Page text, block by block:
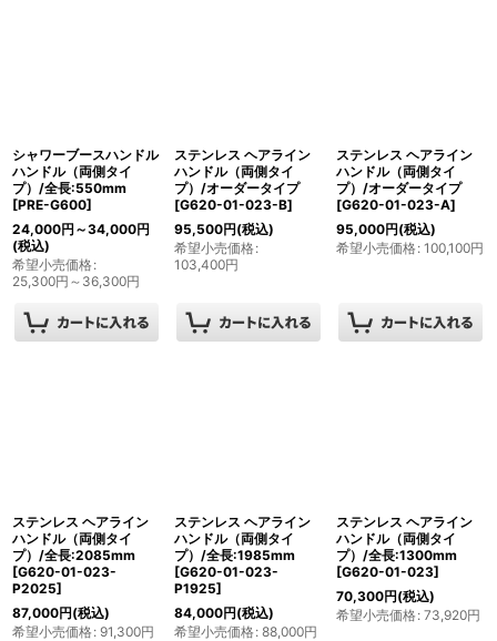
シャワーブースハンドル
ハンドル（両側タイ
プ）/全長:550mm
[PRE-G600]
24,000円 ～34,000円
(税込)
希望小売価格:
25,300円 ～36,300円
ステンレス ヘアライン
ハンドル（両側タイ
プ）/オーダータイプ
[G620-01-023-B]
95,500円(税込)
希望小売価格:
103,400円
ステンレス ヘアライン
ハンドル（両側タイ
プ）/オーダータイプ
[G620-01-023-A]
95,000円(税込)
希望小売価格: 100,100円
ステンレス ヘアライン
ハンドル（両側タイ
プ）/全長:2085mm
[G620-01-023-
P2025]
87,000円(税込)
希望小売価格: 91,300円
ステンレス ヘアライン
ハンドル（両側タイ
プ）/全長:1985mm
[G620-01-023-
P1925]
84,000円(税込)
希望小売価格: 88,000円
ステンレス ヘアライン
ハンドル（両側タイ
プ）/全長:1300mm
[G620-01-023]
70,300円(税込)
希望小売価格: 73,920円